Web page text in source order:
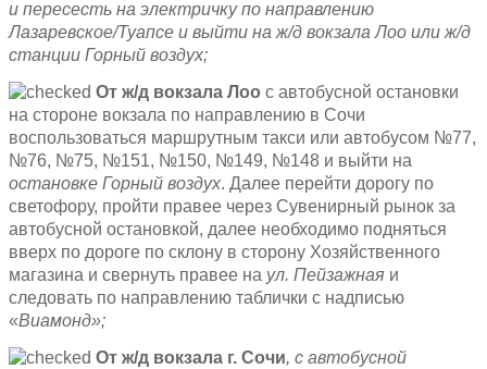
и пересесть на электричку по направлению
Лазаревское/Туапсе и выйти на ж/д вокзала Лоо или ж/д
станции Горный воздух;
От ж/д вокзала Лоо с автобусной остановки
на стороне вокзала по направлению в Сочи
воспользоваться маршрутным такси или автобусом №77,
№76, №75, №151, №150, №149, №148 и выйти на
остановке Горный воздух. Далее перейти дорогу по
светофору, пройти правее через Сувенирный рынок за
автобусной остановкой, далее необходимо подняться
вверх по дороге по склону в сторону Хозяйственного
магазина и свернуть правее на ул. Пейзажная и
следовать по направлению таблички с надписью
«Виамонд»;
От ж/д вокзала г. Сочи, с автобусной